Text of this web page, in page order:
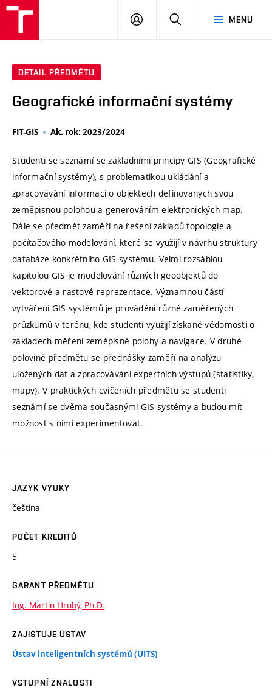
MENU
PŘIHLÁSIT
DETAIL PŘEDMĚTU
Geografické informační systémy
FIT-GIS Ak. rok: 2023/2024
Studenti se seznámí se základními principy GIS (Geografické
informační systémy), s problematikou ukládání a
zpracovávání informací o objektech definovaných svou
zeměpisnou polohou a generováním elektronických map.
Dále se předmět zaměří na řešení základů topologie a
počítačového modelování, které se využijí v návrhu struktury
databáze konkrétního GIS systému. Velmi rozsáhlou
kapitolou GIS je modelování různých geoobjektů do
vektorové a rastové reprezentace. Významnou částí
vytváření GIS systémů je provádění různě zaměřených
průzkumů v terénu, kde studenti využijí získané vědomosti o
základech měření zeměpisné polohy a navigace. V druhé
polovině předmětu se přednášky zaměří na analýzu
uložených dat a zpracovávání expertních výstupů (statistiky,
mapy). V praktických cvičeních předmětu se studenti
seznámí se dvěma současnými GIS systémy a budou mít
možnost s nimi experimentovat.
JAZYK VÝUKY
čeština
POČET KREDITŮ
5
GARANT PŘEDMĚTU
Ing. Martin Hrubý, Ph.D.
ZAJIŠŤUJE ÚSTAV
Ústav inteligentních systémů (UITS)
VSTUPNÍ ZNALOSTI